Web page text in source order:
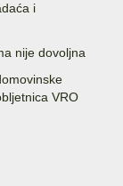
i
nije dovoljna
VRO